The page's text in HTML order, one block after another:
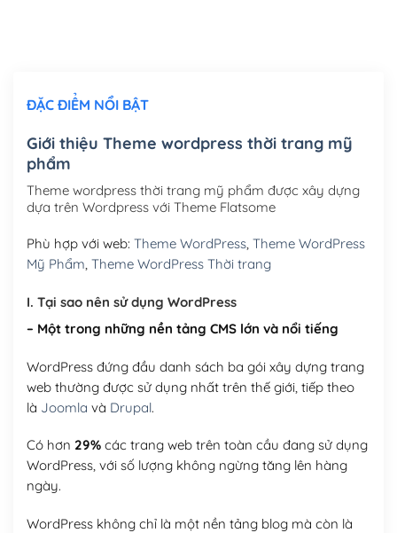
Mua thêm Host + Tên miền
Tên miền quốc tế .com .net .org (1 năm)
(+300,000₫)
Tên miền Việt Nam .vn (1 năm)
Hosting 2GB SSD (1 năm)(+450,000₫)
Hosting 3GB SSD (1 năm)(+550,000₫)
Hosting 5GB SSD (1 năm) (+650,000₫)
Hosting 8GB SSD (1 năm) (+950,000₫)
ĐẶC ĐIỂM NỔI BẬT
Giới thiệu Theme wordpress thời trang mỹ
phẩm
Theme wordpress thời trang mỹ phẩm được xây dựng
dựa trên Wordpress với Theme Flatsome
Phù hợp với web: Theme WordPress, Theme WordPress
Mỹ Phẩm, Theme WordPress Thời trang
I. Tại sao nên sử dụng WordPress
– Một trong những nền tảng CMS lớn và nổi tiếng
WordPress đứng đầu danh sách ba gói xây dựng trang
web thường được sử dụng nhất trên thế giới, tiếp theo
là Joomla và Drupal.
Có hơn 29%các trang web trên toàn cầu đang sử dụng
WordPress, với số lượng không ngừng tăng lên hàng
ngày.
WordPress không chỉ là một nền tảng blog mà còn là